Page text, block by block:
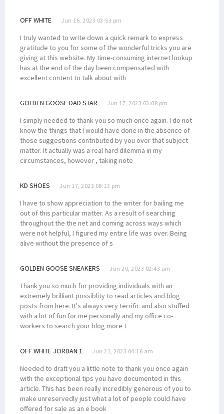
OFF WHITE Jun 16, 2023 03:53 pm
I truly wanted to write down a quick remark to express
gratitude to you for some of the wonderful tricks you are
giving at this website. My time-consuming internet lookup
has at the end of the day been compensated with
excellent content to talk about with
GOLDEN GOOSE DAD STAR Jun 17, 2023 03:08 pm
I simply needed to thank you so much once again. I do not
know the things that I would have done in the absence of
those suggestions contributed by you over that subject
matter. It actually was a real hard dilemma in my
circumstances, however , taking note
KD SHOES Jun 17, 2023 08:13 pm
I have to show appreciation to the writer for bailing me
out of this particular matter. As a result of searching
throughout the the net and coming across ways which
were not helpful, I figured my entire life was over. Being
alive without the presence of s
GOLDEN GOOSE SNEAKERS Jun 20, 2023 02:43 am
Thank you so much for providing individuals with an
extremely brilliant possiblity to read articles and blog
posts from here. It's always very terrific and also stuffed
with a lot of fun for me personally and my office co-
workers to search your blog more t
OFF WHITE JORDAN 1 Jun 21, 2023 04:16 am
Needed to draft you a little note to thank you once again
with the exceptional tips you have documented in this
article. This has been really incredibly generous of you to
make unreservedly just what a lot of people could have
offered for sale as an e book